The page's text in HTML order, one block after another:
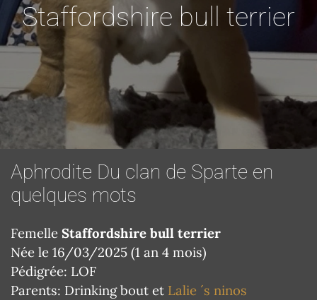
Staffordshire bull terrier
Aphrodite Du clan de Sparte en
quelques mots
Femelle Staffordshire bull terrier
Née le 16/03/2025 (1 an 4 mois)
Pédigrée: LOF
Parents: Drinking bout et Lalie ´s ninos